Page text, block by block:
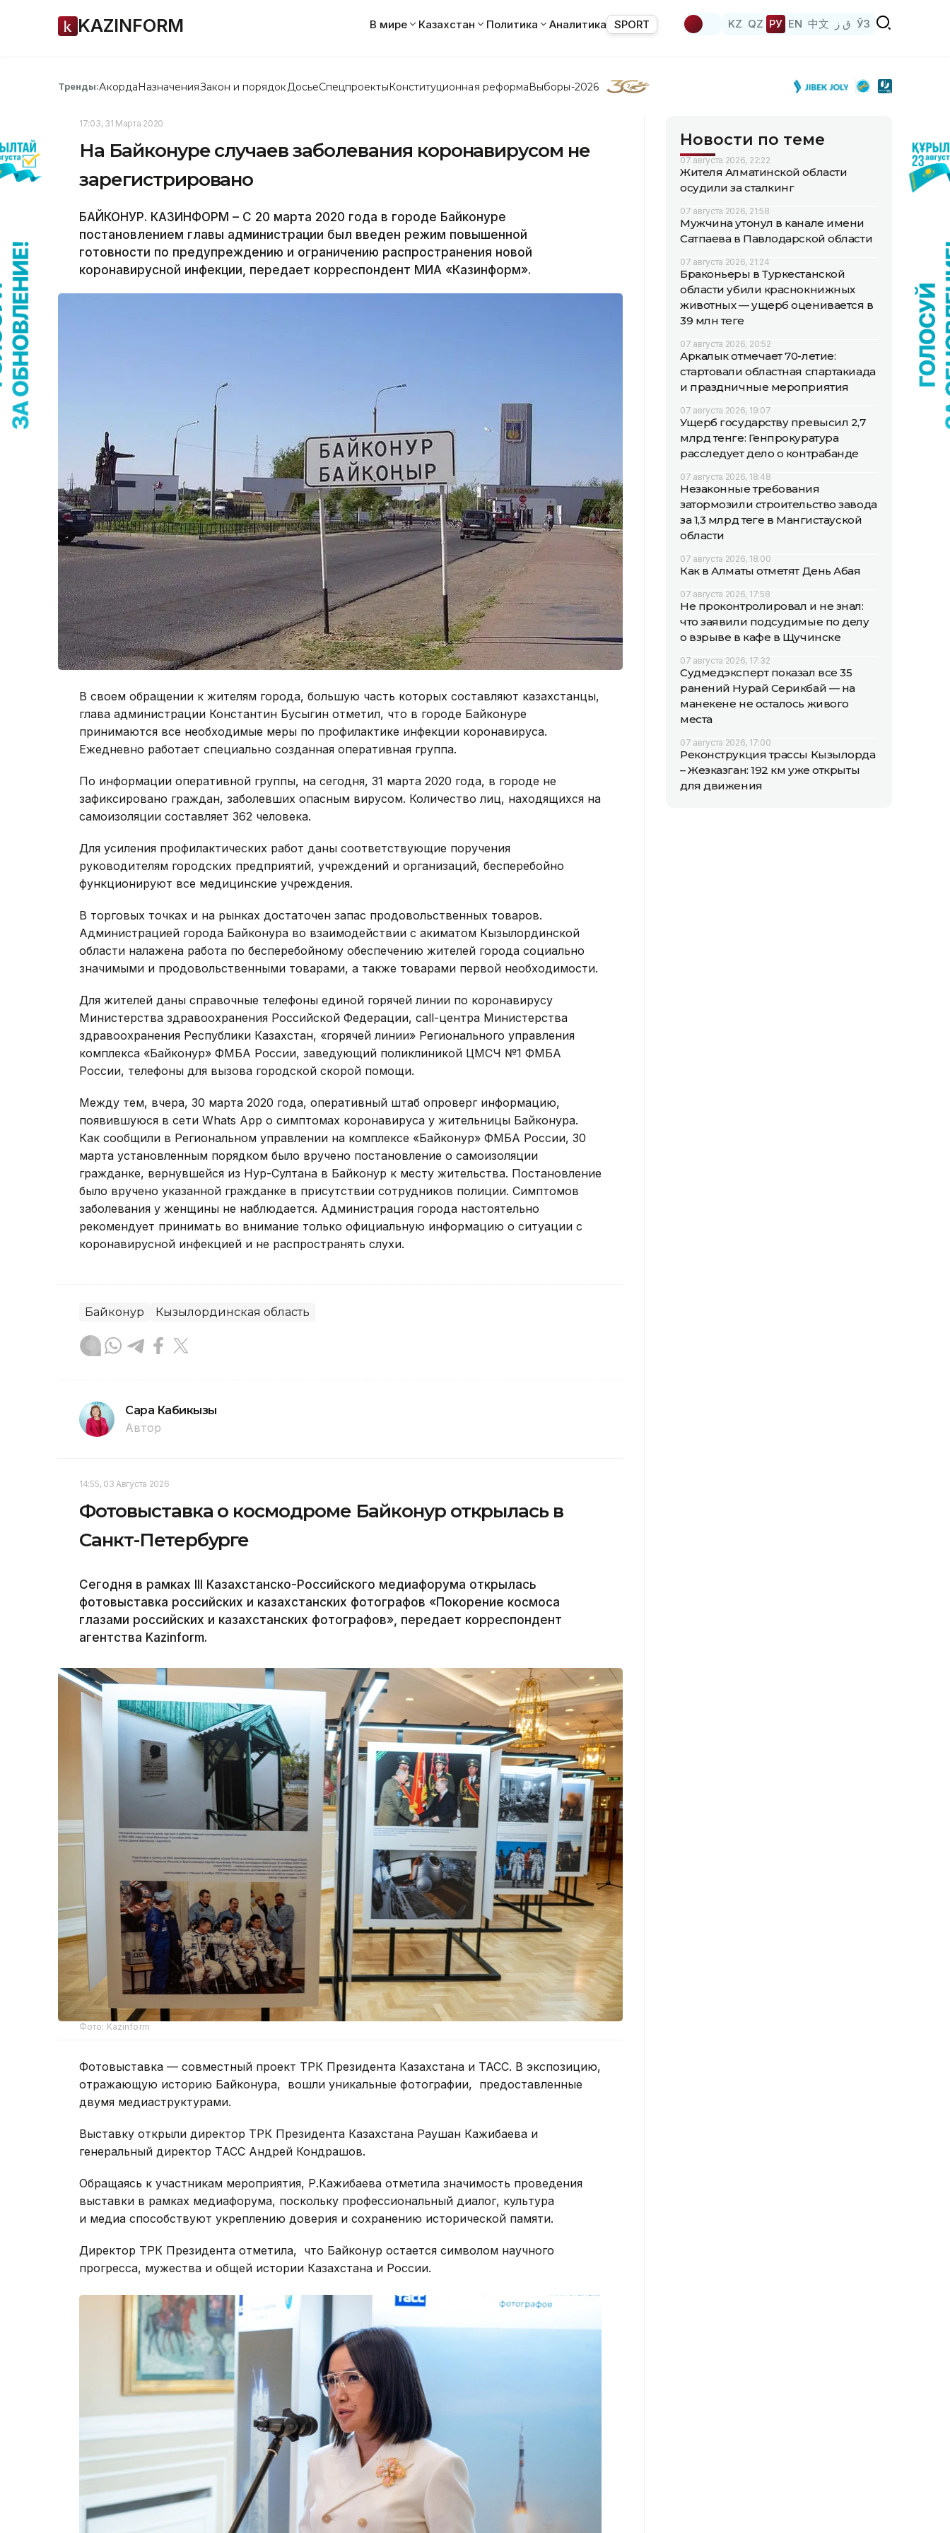
KAZINFORM В мире Казахстан Политика Аналитика SPORT KZ QZ РУ EN 中文 ق ز ЎЗ
Тренды:АкордаНазначенияЗакон и порядок ДосьеСпецпроектыКонституционная реформаВыборы-2026
17:03, 31 Марта 2020
На Байконуре случаев заболевания коронавирусом не
зарегистрировано
БАЙКОНУР. КАЗИНФОРМ – С 20 марта 2020 года в городе Байконуре
постановлением главы администрации был введен режим повышенной
готовности по предупреждению и ограничению распространения новой
коронавирусной инфекции, передает корреспондент МИА «Казинформ».
В своем обращении к жителям города, большую часть которых составляют казахстанцы,
глава администрации Константин Бусыгин отметил, что в городе Байконуре
принимаются все необходимые меры по профилактике инфекции коронавируса.
Ежедневно работает специально созданная оперативная группа.
По информации оперативной группы, на сегодня, 31 марта 2020 года, в городе не
зафиксировано граждан, заболевших опасным вирусом. Количество лиц, находящихся на
самоизоляции составляет 362 человека.
Для усиления профилактических работ даны соответствующие поручения
руководителям городских предприятий, учреждений и организаций, бесперебойно
функционируют все медицинские учреждения.
В торговых точках и на рынках достаточен запас продовольственных товаров.
Администрацией города Байконура во взаимодействии с акиматом Кызылординской
области налажена работа по бесперебойному обеспечению жителей города социально
значимыми и продовольственными товарами, а также товарами первой необходимости.
Для жителей даны справочные телефоны единой горячей линии по коронавирусу
Министерства здравоохранения Российской Федерации, call-центра Министерства
здравоохранения Республики Казахстан, «горячей линии» Регионального управления
комплекса «Байконур» ФМБА России, заведующий поликлиникой ЦМСЧ №1 ФМБА
России, телефоны для вызова городской скорой помощи.
Между тем, вчера, 30 марта 2020 года, оперативный штаб опроверг информацию,
появившуюся в сети Whats App о симптомах коронавируса у жительницы Байконура.
Как сообщили в Региональном управлении на комплексе «Байконур» ФМБА России, 30
марта установленным порядком было вручено постановление о самоизоляции
гражданке, вернувшейся из Нур-Султана в Байконур к месту жительства. Постановление
было вручено указанной гражданке в присутствии сотрудников полиции. Симптомов
заболевания у женщины не наблюдается. Администрация города настоятельно
рекомендует принимать во внимание только официальную информацию о ситуации с
коронавирусной инфекцией и не распространять слухи.
Байконур Кызылординская область
Сара Кабикызы
Автор
14:55, 03 Августа 2026
Фотовыставка о космодроме Байконур открылась в
Санкт-Петербурге
Сегодня в рамках III Казахстанско-Российского медиафорума открылась
фотовыставка российских и казахстанских фотографов «Покорение космоса
глазами российских и казахстанских фотографов», передает корреспондент
агентства Kazinform.
Фото: Kazinform
Фотовыставка — совместный проект ТРК Президента Казахстана и ТАСС. В экспозицию,
отражающую историю Байконура, вошли уникальные фотографии, предоставленные
двумя медиаструктурами.
Выставку открыли директор ТРК Президента Казахстана Раушан Кажибаева и
генеральный директор ТАСС Андрей Кондрашов.
Обращаясь к участникам мероприятия, Р.Кажибаева отметила значимость проведения
выставки в рамках медиафорума, поскольку профессиональный диалог, культура
и медиа способствуют укреплению доверия и сохранению исторической памяти.
Директор ТРК Президента отметила, что Байконур остается символом научного
прогресса, мужества и общей истории Казахстана и России.
Новости по теме
07 августа 2026, 22:22
Жителя Алматинской области
осудили за сталкинг
07 августа 2026, 21:58
Мужчина утонул в канале имени
Сатпаева в Павлодарской области
07 августа 2026, 21:24
Браконьеры в Туркестанской
области убили краснокнижных
животных — ущерб оценивается в
39 млн теңге
07 августа 2026, 20:52
Аркалык отмечает 70-летие:
стартовали областная спартакиада
и праздничные мероприятия
07 августа 2026, 19:07
Ущерб государству превысил 2,7
млрд тенге: Генпрокуратура
расследует дело о контрабанде
07 августа 2026, 18:48
Незаконные требования
затормозили строительство завода
за 1,3 млрд теңге в Мангистауской
области
07 августа 2026, 18:00
Как в Алматы отметят День Абая
07 августа 2026, 17:58
Не проконтролировал и не знал:
что заявили подсудимые по делу
о взрыве в кафе в Щучинске
07 августа 2026, 17:32
Судмедэксперт показал все 35
ранений Нурай Серикбай — на
манекене не осталось живого
места
07 августа 2026, 17:00
Реконструкция трассы Кызылорда
– Жезказган: 192 км уже открыты
для движения